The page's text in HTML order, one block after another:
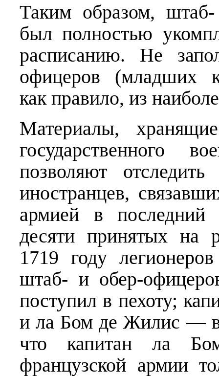
Таким образом,
был полностью
расписанию. Не
офицеров (младших
как правило, из
Материалы,
государственного
позволяют
иностранцев,
армией в последний
десяти принятых на
1719 году
штаб- и обер-
поступил в пехоту;
и ла Бом де Жилис — в
что капитан ла
французской армии